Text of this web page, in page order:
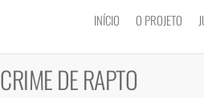
INÍCIO O PROJETO
CRIME DE RAPTO